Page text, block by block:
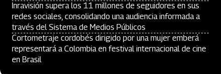
Inravisión supera los 11 millones de seguidores en sus
redes sociales, consolidando una audiencia informada a
través del Sistema de Medios Públicos
Cortometraje cordobés dirigido por una mujer emberá
representará a Colombia en festival internacional de cine
en Brasil